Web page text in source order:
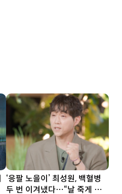
‘응팔 노을이’ 최성원, 백혈병
두 번 이겨냈다…“날 죽게 하